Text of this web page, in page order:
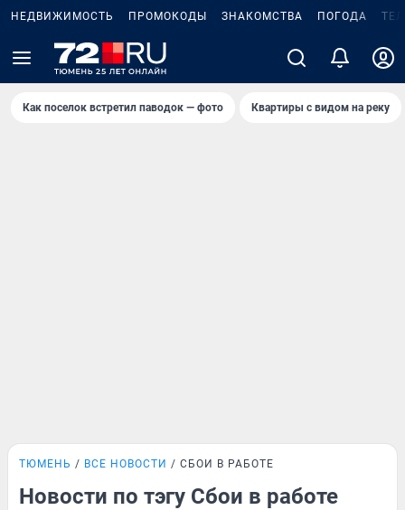
НЕДВИЖИМОСТЬ ПРОМОКОДЫ ЗНАКОМСТВА ПОГОДА
Как поселок встретил паводок — фото Квартиры с видом на реку
ТЮМЕНЬ ВСЕ НОВОСТИ СБОИ В РАБОТЕ
Новости по тэгу Сбои в работе